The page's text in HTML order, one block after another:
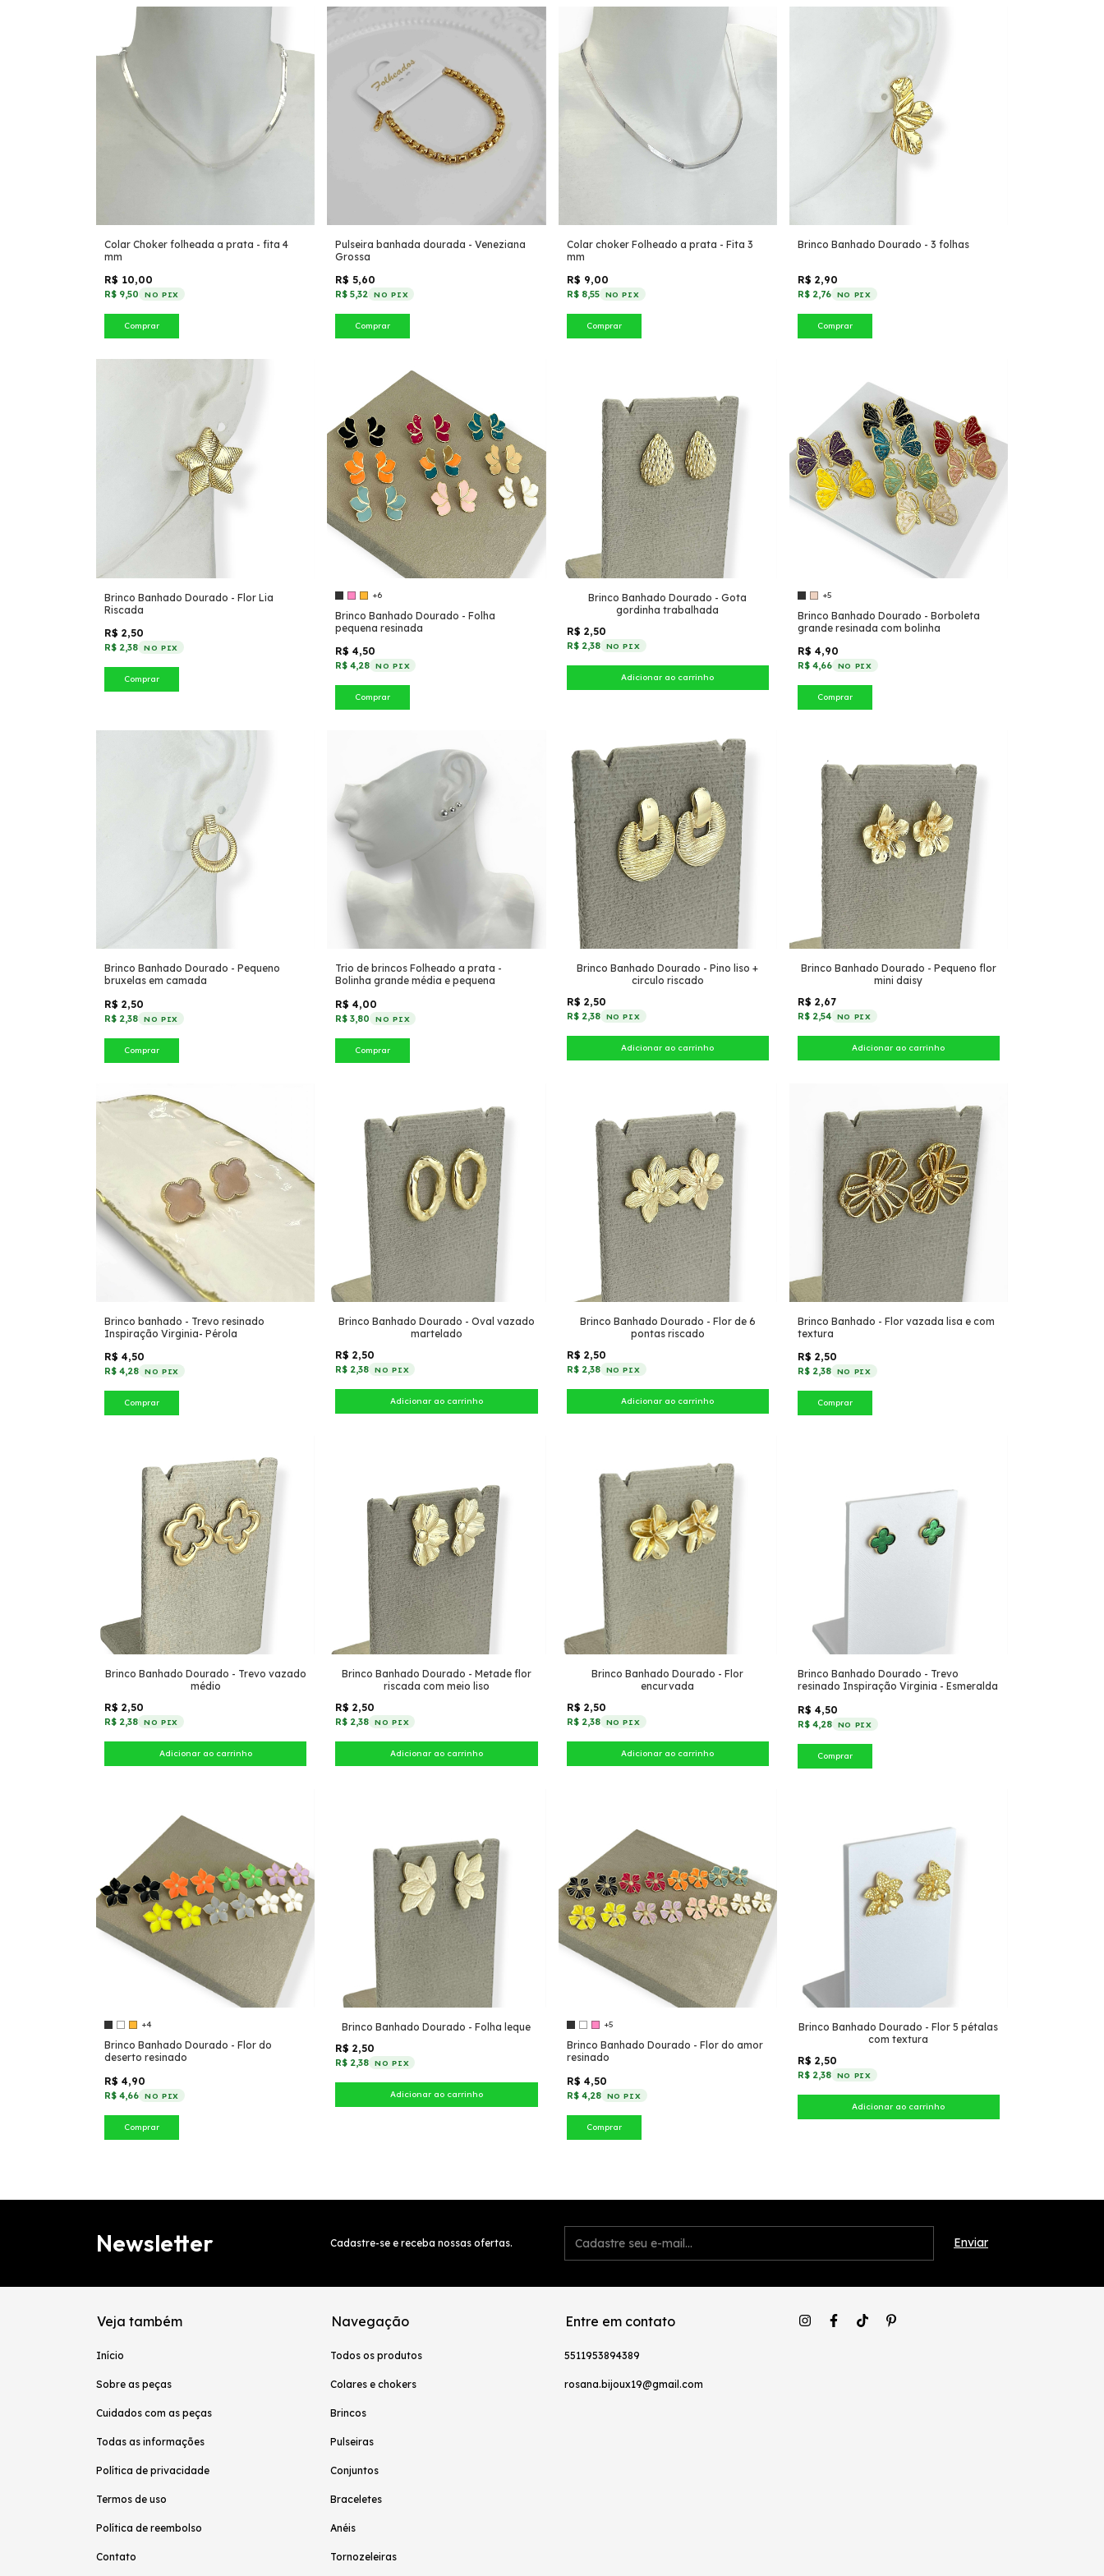
Colar Choker folheada a prata - fita 4
mm
R$ 10,00
R$ 9,50 NO PIX
Comprar
Pulseira banhada dourada - Veneziana
Grossa
R$ 5,60
R$ 5,32 NO PIX
Comprar
Colar choker Folheado a prata - Fita 3
mm
R$ 9,00
R$ 8,55 NO PIX
Comprar
Brinco Banhado Dourado - 3 folhas
R$ 2,90
R$ 2,76 NO PIX
Comprar
Brinco Banhado Dourado - Flor Lia
Riscada
R$ 2,50
R$ 2,38 NO PIX
Comprar
+6
Brinco Banhado Dourado - Folha
pequena resinada
R$ 4,50
R$ 4,28 NO PIX
Comprar
Brinco Banhado Dourado - Gota
gordinha trabalhada
R$ 2,50
R$ 2,38 NO PIX
+5
Brinco Banhado Dourado - Borboleta
grande resinada com bolinha
R$ 4,90
R$ 4,66 NO PIX
Comprar
Brinco Banhado Dourado - Pequeno
bruxelas em camada
R$ 2,50
R$ 2,38 NO PIX
Comprar
Trio de brincos Folheado a prata -
Bolinha grande média e pequena
R$ 4,00
R$ 3,80 NO PIX
Comprar
Brinco Banhado Dourado - Pino liso +
circulo riscado
R$ 2,50
R$ 2,38 NO PIX
Brinco Banhado Dourado - Pequeno flor
mini daisy
R$ 2,67
R$ 2,54 NO PIX
Brinco banhado - Trevo resinado
Inspiração Virginia- Pérola
R$ 4,50
R$ 4,28 NO PIX
Comprar
Brinco Banhado Dourado - Oval vazado
martelado
R$ 2,50
R$ 2,38 NO PIX
Brinco Banhado Dourado - Flor de 6
pontas riscado
R$ 2,50
R$ 2,38 NO PIX
Brinco Banhado - Flor vazada lisa e com
textura
R$ 2,50
R$ 2,38 NO PIX
Comprar
Brinco Banhado Dourado - Trevo vazado
médio
R$ 2,50
R$ 2,38 NO PIX
Brinco Banhado Dourado - Metade flor
riscada com meio liso
R$ 2,50
R$ 2,38 NO PIX
Brinco Banhado Dourado - Flor
encurvada
R$ 2,50
R$ 2,38 NO PIX
Brinco Banhado Dourado - Trevo
resinado Inspiração Virginia - Esmeralda
R$ 4,50
R$ 4,28 NO PIX
Comprar
+4
Brinco Banhado Dourado - Flor do
deserto resinado
R$ 4,90
R$ 4,66 NO PIX
Comprar
Brinco Banhado Dourado - Folha leque
R$ 2,50
R$ 2,38 NO PIX
+5
Brinco Banhado Dourado - Flor do amor
resinado
R$ 4,50
R$ 4,28 NO PIX
Comprar
Brinco Banhado Dourado - Flor 5 pétalas
com textura
R$ 2,50
R$ 2,38 NO PIX
Newsletter Cadastre-se e receba nossas ofertas.
Veja também
Início
Sobre as peças
Cuidados com as peças
Todas as informações
Política de privacidade
Termos de uso
Política de reembolso
Contato
Navegação
Todos os produtos
Colares e chokers
Brincos
Pulseiras
Conjuntos
Braceletes
Anéis
Tornozeleiras
Entre em contato
5511953894389
rosana.bijoux19@gmail.com